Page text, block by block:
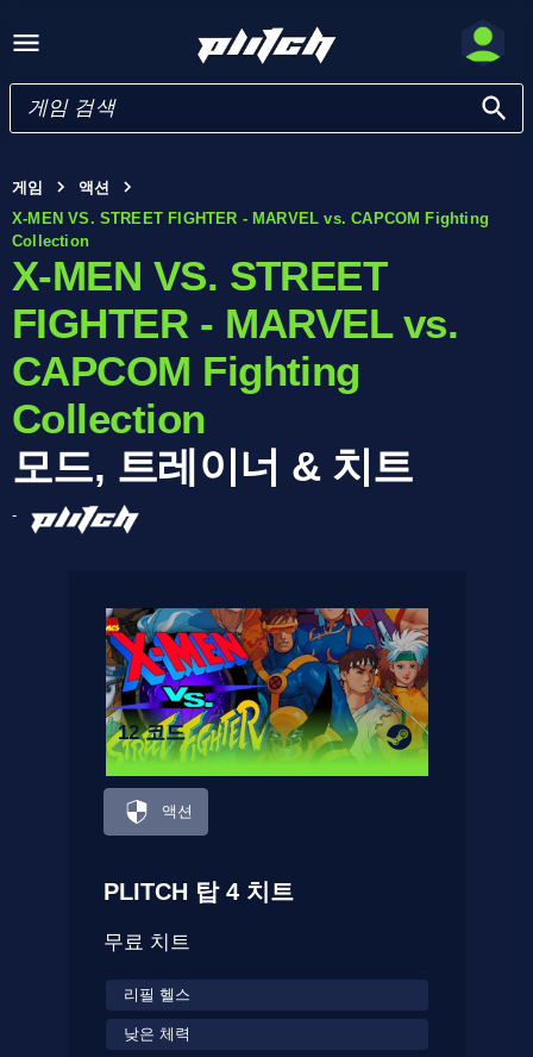
게임
액션
X-MEN VS. STREET FIGHTER - MARVEL vs. CAPCOM Fighting
Collection
X-MEN VS. STREET
FIGHTER - MARVEL vs.
CAPCOM Fighting
Collection
모드, 트레이너 & 치트
-
12 코드
액션
PLITCH 탑 4 치트
무료 치트
리필 헬스
낮은 체력